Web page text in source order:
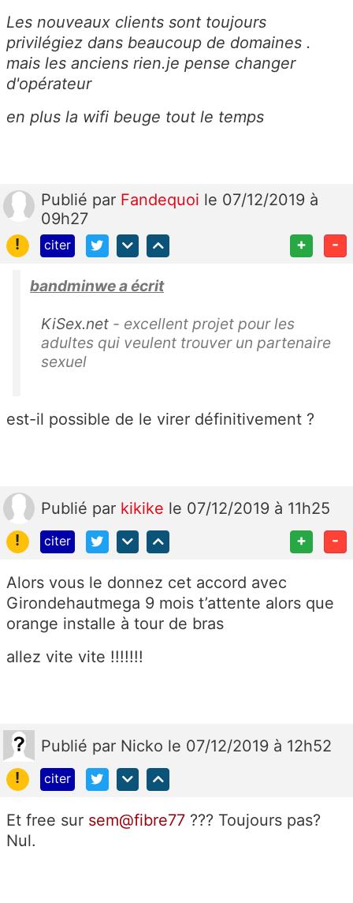
Les nouveaux clients sont toujours
privilégiez dans beaucoup de domaines .
mais les anciens rien.je pense changer
d'opérateur
en plus la wifi beuge tout le temps
Publié par Fandequoi le 07/12/2019 à
09h27
!
citer + -
bandminwe a écrit
KiSex.net - excellent projet pour les
adultes qui veulent trouver un partenaire
sexuel
est-il possible de le virer définitivement ?
Publié par kikike le 07/12/2019 à 11h25
!
citer + -
Alors vous le donnez cet accord avec
Girondehautmega 9 mois t’attente alors que
orange installe à tour de bras
allez vite vite !!!!!!!
Publié par Nicko le 07/12/2019 à 12h52
!
citer
Et free sur sem@fibre77 ??? Toujours pas?
Nul.